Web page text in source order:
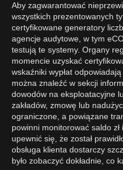
Aby zagwarantować
wszystkich prezentowanych
certyfikowane generatory
agencje audytowe, w tym
testują te systemy. Organy
momencie uzyskać
wskaźniki wypłat
można znaleźć w sekcji
dowodów na eksploatacyjne
zakładów, zmowę lub
ograniczone, a powiązane
powinni monitorować saldo
upewnić się, że został
obsługa klienta dostarczy
było zobaczyć dokładnie, co